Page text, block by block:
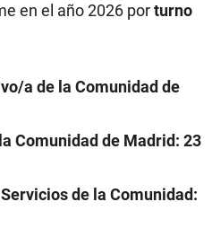
en el año 2026 porturno
a de la Comunidad de
Comunidad de Madrid: 23
de la Comunidad: